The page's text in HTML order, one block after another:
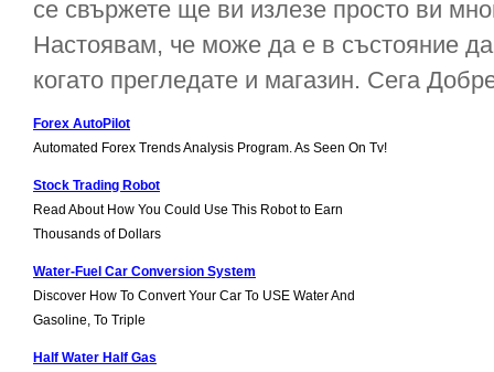
се свържете ще ви излезе просто ви
Настоявам, че може да е в състояние да
когато прегледате и магазин. Сега
Forex AutoPilot
Automated Forex Trends Analysis Program. As Seen On Tv!
Stock Trading Robot
Read About How You Could Use This Robot to Earn
Thousands of Dollars
Water-Fuel Car Conversion System
Discover How To Convert Your Car To USE Water And
Gasoline, To Triple
Half Water Half Gas